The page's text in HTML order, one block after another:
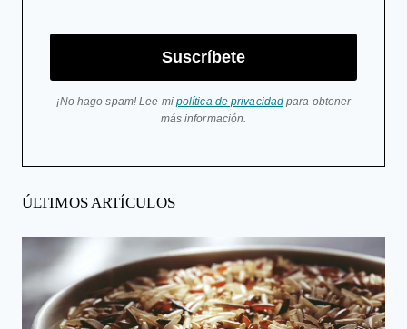
Suscríbete
¡No hago spam! Lee mi política de privacidad para obtener
más información.
ÚLTIMOS ARTÍCULOS